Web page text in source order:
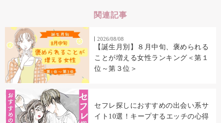
関連記事
2026/08/08
【誕生月別】８月中旬、褒められる
ことが増える女性ランキング＜第１
位～第３位＞
セフレ探しにおすすめの出会い系サ
イト10選！キープするエッチの心得